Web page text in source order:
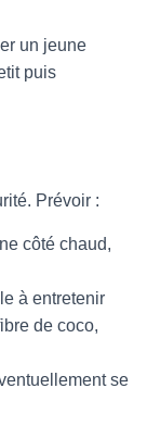
un jeune
puis
Prévoir :
côté chaud,
à entretenir
de coco,
se